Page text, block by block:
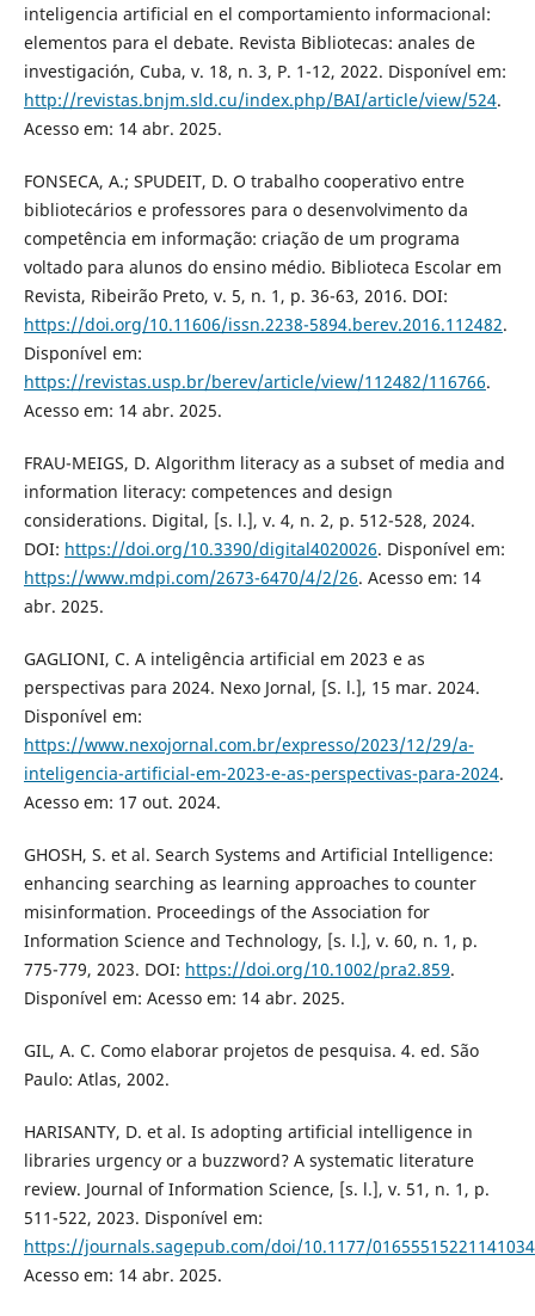
inteligencia artificial en el comportamiento informacional:
elementos para el debate. Revista Bibliotecas: anales de
investigación, Cuba, v. 18, n. 3, P. 1-12, 2022. Disponível em:
http://revistas.bnjm.sld.cu/index.php/BAI/article/view/524.
Acesso em: 14 abr. 2025.
FONSECA, A.; SPUDEIT, D. O trabalho cooperativo entre
bibliotecários e professores para o desenvolvimento da
competência em informação: criação de um programa
voltado para alunos do ensino médio. Biblioteca Escolar em
Revista, Ribeirão Preto, v. 5, n. 1, p. 36-63, 2016. DOI:
https://doi.org/10.11606/issn.2238-5894.berev.2016.112482.
Disponível em:
https://revistas.usp.br/berev/article/view/112482/116766.
Acesso em: 14 abr. 2025.
FRAU-MEIGS, D. Algorithm literacy as a subset of media and
information literacy: competences and design
considerations. Digital, [s. l.], v. 4, n. 2, p. 512-528, 2024.
DOI: https://doi.org/10.3390/digital4020026. Disponível em:
https://www.mdpi.com/2673-6470/4/2/26. Acesso em: 14
abr. 2025.
GAGLIONI, C. A inteligência artificial em 2023 e as
perspectivas para 2024. Nexo Jornal, [S. l.], 15 mar. 2024.
Disponível em:
https://www.nexojornal.com.br/expresso/2023/12/29/a-
inteligencia-artificial-em-2023-e-as-perspectivas-para-2024.
Acesso em: 17 out. 2024.
GHOSH, S. et al. Search Systems and Artificial Intelligence:
enhancing searching as learning approaches to counter
misinformation. Proceedings of the Association for
Information Science and Technology, [s. l.], v. 60, n. 1, p.
775-779, 2023. DOI: https://doi.org/10.1002/pra2.859.
Disponível em: Acesso em: 14 abr. 2025.
GIL, A. C. Como elaborar projetos de pesquisa. 4. ed. São
Paulo: Atlas, 2002.
HARISANTY, D. et al. Is adopting artificial intelligence in
libraries urgency or a buzzword? A systematic literature
review. Journal of Information Science, [s. l.], v. 51, n. 1, p.
511-522, 2023. Disponível em:
https://journals.sagepub.com/doi/10.1177/01655515221141034
Acesso em: 14 abr. 2025.